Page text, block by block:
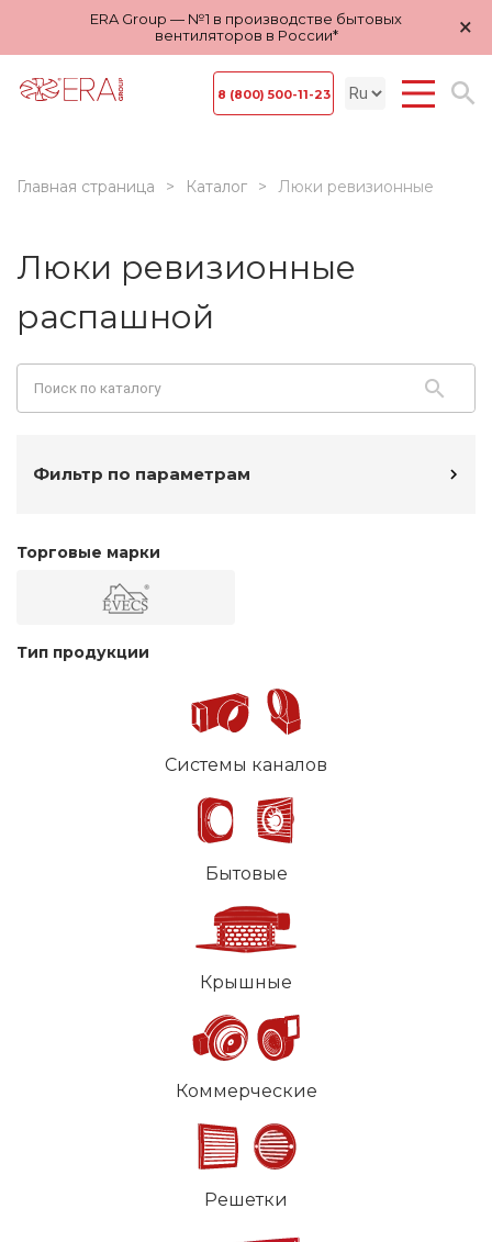
ERA Group — №1 в производстве бытовых
вентиляторов в России*
×
8 (800) 500-11-23
Главная страница Каталог Люки ревизионные
Люки ревизионные
распашной
Фильтр по параметрам
Торговые марки
Тип продукции
Системы каналов
Бытовые
Крышные
Коммерческие
Решетки